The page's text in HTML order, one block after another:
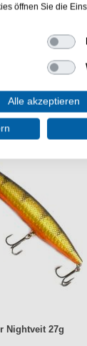
Net XL hat ein
Nightveit 27g
öffnen Sie die
Alle akzeptieren